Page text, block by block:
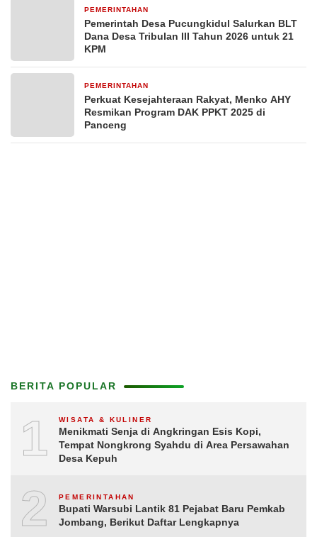
PEMERINTAHAN
Pemerintah Desa Pucungkidul Salurkan BLT
Dana Desa Tribulan III Tahun 2026 untuk 21
KPM
PEMERINTAHAN
Perkuat Kesejahteraan Rakyat, Menko AHY
Resmikan Program DAK PPKT 2025 di
Panceng
BERITA POPULAR
1 WISATA & KULINER
Menikmati Senja di Angkringan Esis Kopi,
Tempat Nongkrong Syahdu di Area Persawahan
Desa Kepuh
2 PEMERINTAHAN
Bupati Warsubi Lantik 81 Pejabat Baru Pemkab
Jombang, Berikut Daftar Lengkapnya